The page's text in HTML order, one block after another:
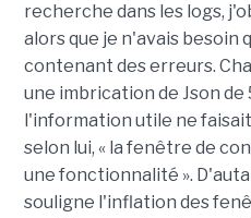
recherche dans les logs,
alors que je n'avais besoin
contenant des erreurs.
une imbrication de Json de
l'information utile ne
selon lui, « la fenêtre de
une fonctionnalité ».
souligne l'inflation des